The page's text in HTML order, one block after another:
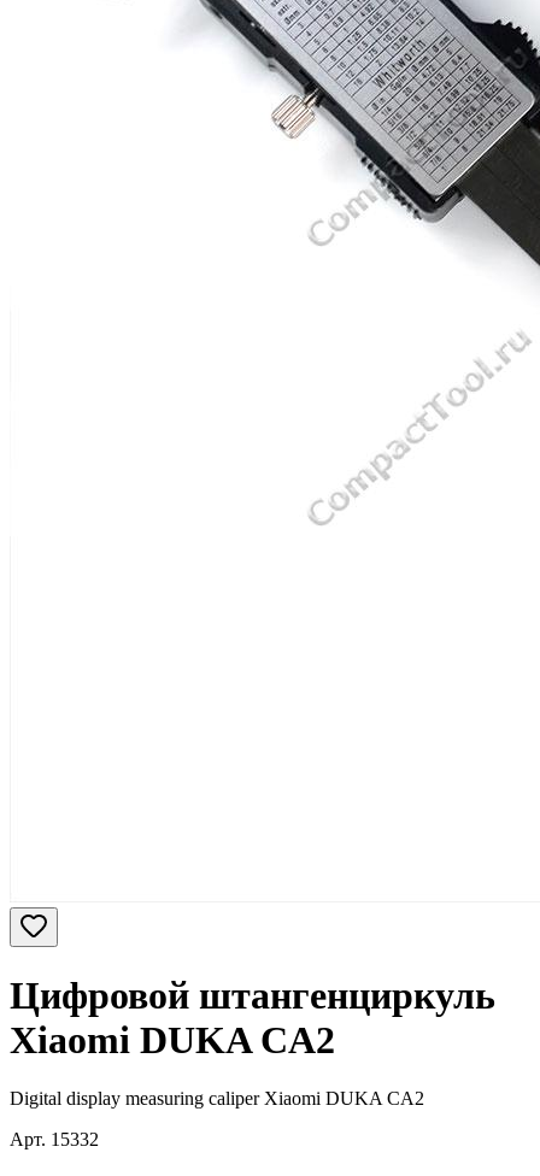
Цифровой штангенциркуль
Xiaomi DUKA CA2
Digital display measuring caliper Xiaomi DUKA CA2
Арт. 15332